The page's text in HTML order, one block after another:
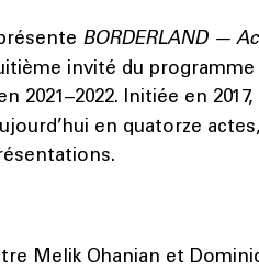
BORDERLAND —
invité du
2021–2022. Initiée en 2017,
en quatorze
Melik Ohanian et